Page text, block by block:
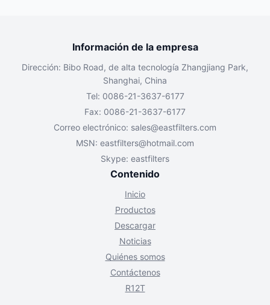
Información de la empresa
Dirección: Bibo Road, de alta tecnología Zhangjiang Park,
Shanghai, China
Tel: 0086-21-3637-6177
Fax: 0086-21-3637-6177
Correo electrónico: sales@eastfilters.com
MSN: eastfilters@hotmail.com
Skype: eastfilters
Contenido
Inicio
Productos
Descargar
Noticias
Quiénes somos
Contáctenos
R12T